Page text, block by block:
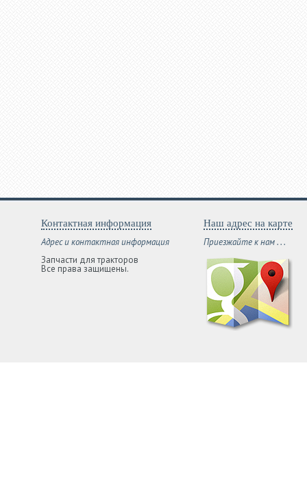
Контактная информация
Адрес и контактная информация
Запчасти для тракторов
Все права защищены.
Наш адрес на карте
Приезжайте к нам . . .